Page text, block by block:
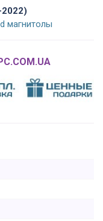
магнитолы